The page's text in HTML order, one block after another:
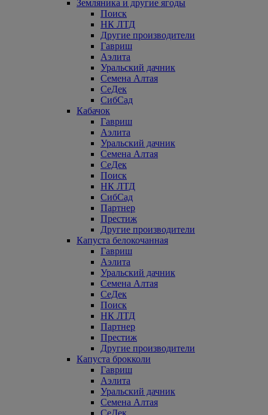
Земляника и другие ягоды
Поиск
НК ЛТД
Другие производители
Гавриш
Аэлита
Уральский дачник
Семена Алтая
СеДек
СибСад
Кабачок
Гавриш
Аэлита
Уральский дачник
Семена Алтая
СеДек
Поиск
НК ЛТД
СибСад
Партнер
Престиж
Другие производители
Капуста белокочанная
Гавриш
Аэлита
Уральский дачник
Семена Алтая
СеДек
Поиск
НК ЛТД
Партнер
Престиж
Другие производители
Капуста брокколи
Гавриш
Аэлита
Уральский дачник
Семена Алтая
СеДек